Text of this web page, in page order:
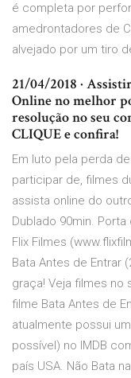
é completa por
amedrontadores de
alvejado por um tiro
21/04/2018 ·
Online no melhor
resolução no seu
CLIQUE e confira!
Em luto pela perda
participar de, filmes
assista online do
Dublado 90min.
Flix Filmes
Bata Antes de Entrar
graça! Veja filmes no
filme Bata Antes de
atualmente possui
possível) no IMDB
país USA. Não Bata